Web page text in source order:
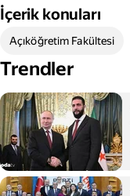
İçerik konuları
Açıköğretim Fakültesi
Trendler